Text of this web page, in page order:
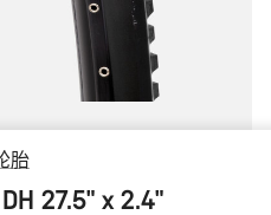
胎
27.5" x 2.4"